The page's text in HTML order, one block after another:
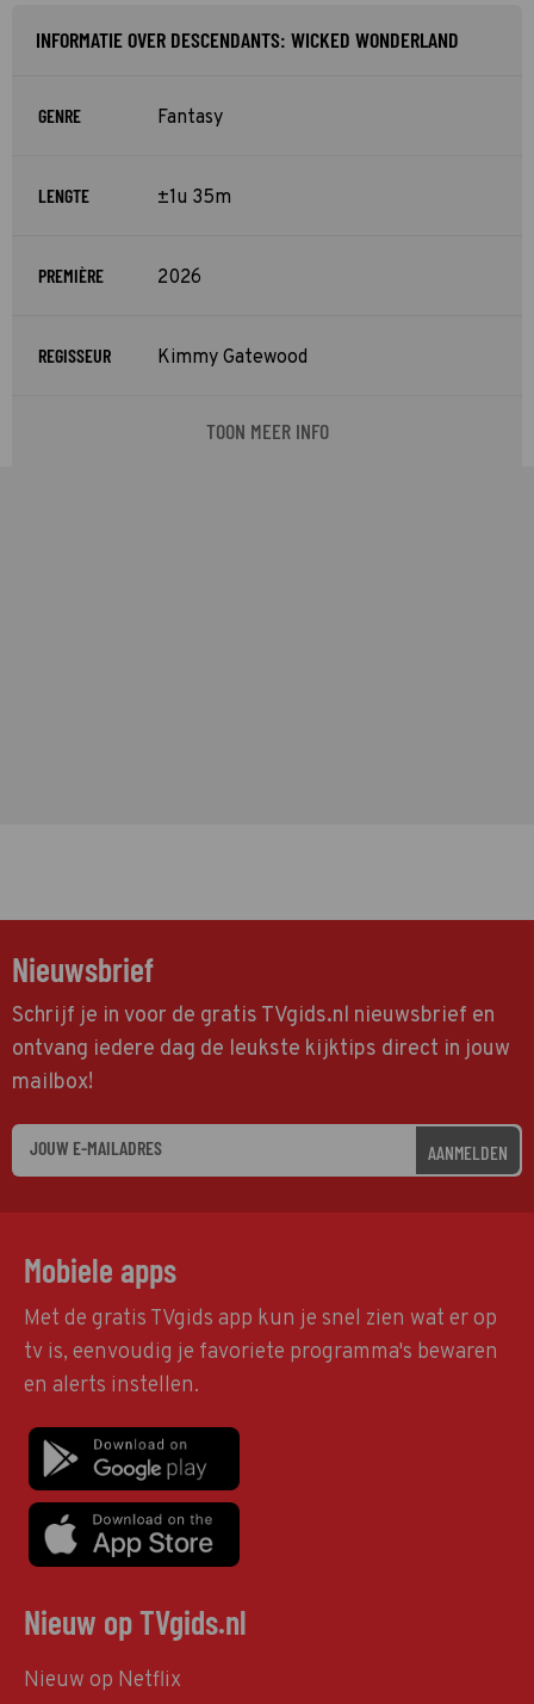
INFORMATIE OVER DESCENDANTS: WICKED WONDERLAND
GENRE Fantasy
LENGTE ±1u 35m
PREMIÈRE 2026
REGISSEUR Kimmy Gatewood
TOON MEER INFO
Nieuwsbrief
Schrijf je in voor de gratis TVgids.nl nieuwsbrief en
ontvang iedere dag de leukste kijktips direct in jouw
mailbox!
AANMELDEN
Mobiele apps
Met de gratis TVgids app kun je snel zien wat er op
tv is, eenvoudig je favoriete programma's bewaren
en alerts instellen.
Nieuw op TVgids.nl
Nieuw op Netflix